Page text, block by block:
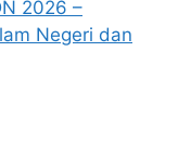
dan gaji
sijil berkaitan)
dan
2026 –
Negeri dan